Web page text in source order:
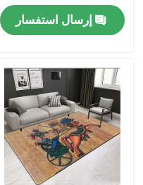
بيت
أشرطة فيديو
معلومات عنا
السجاد الأرضية
إرسال استفسار